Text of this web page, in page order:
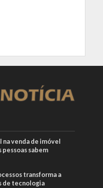
venda de imóvel
pessoas sabem
transforma a
de tecnologia